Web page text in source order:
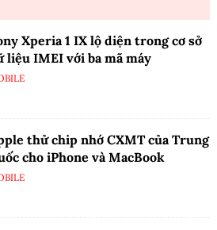
Xperia 1 IX lộ diện trong cơ sở
liệu IMEI với ba mã máy
thử chip nhớ CXMT của Trung
cho iPhone và MacBook